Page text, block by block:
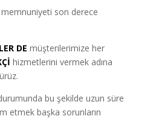
son derece
DE müşterilerimize her
hizmetlerini vermek adına
bu şekilde uzun süre
etmek başka sorunların